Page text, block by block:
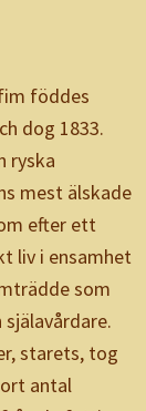
föddes
dog 1833.
ryska
mest älskade
efter ett
liv i ensamhet
som
starets, tog
antal